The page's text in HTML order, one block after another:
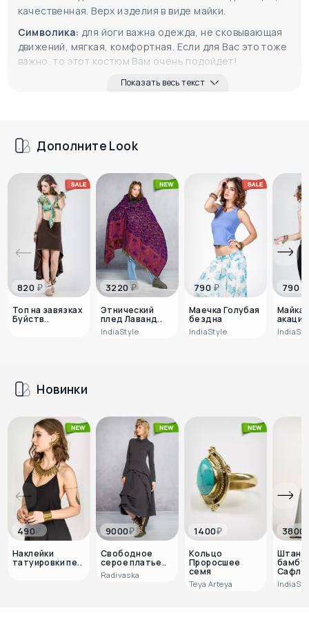
качественная. Верх изделия в виде майки.
Символика: для йоги важна одежда, не сковывающая
движений, мягкая, комфортная. Если для Вас это тоже
важно, то этот костюм Вам очень подойдет!
Показать весь текст
Дополните Look
820 ₽
Топ на завязках
Буйств..
3220₽
Этнический
плед Лаванд..
IndiaStyle
790 ₽
Маечка Голубая
бездна
IndiaStyle
790
Майка
акация
Новинки
490₽
Наклейки
татуировки пе..
9000₽
Свободное
серое платье..
Radivaska
1400₽
Кольцо
Проросшее
семя
Teya Arteya
3800
Штаны